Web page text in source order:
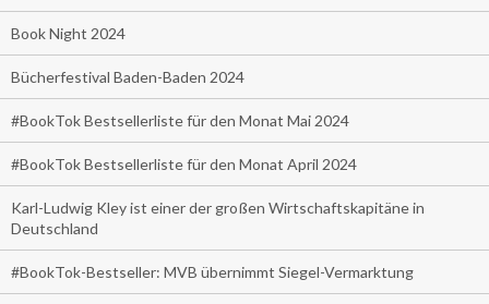
Book Night 2024
Bücherfestival Baden-Baden 2024
#BookTok Bestsellerliste für den Monat Mai 2024
#BookTok Bestsellerliste für den Monat April 2024
Karl-Ludwig Kley ist einer der großen Wirtschaftskapitäne in
Deutschland
#BookTok-Bestseller: MVB übernimmt Siegel-Vermarktung